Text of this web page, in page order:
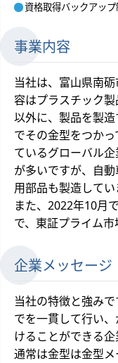
資格取得バックアッ
事業内容
当社は、富山県南
容はプラスチック
以外に、製品を製
でその金型をつか
ているグローバル
が多いですが、自
用部品も製造してい
また、2022年10月
で、東証プライム市
企業メッセージ
当社の特徴と強み
でを一貫して行い
けることができる企
通常は金型は金型